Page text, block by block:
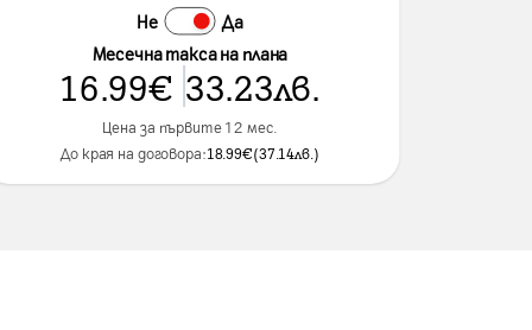
Не Да
Месечна такса на плана
16.99€ 33.23лв.
Цена за първите 12 мес.
До края на договора:18.99€(37.14лв. )